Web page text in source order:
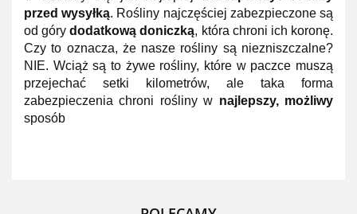
przed wysyłką. Rośliny najczęściej zabezpieczone są
od górydodatkową doniczką, która chroni ich koronę.
Czy to oznacza, że nasze rośliny są niezniszczalne?
NIE. Wciąż są to żywe rośliny, które w paczce muszą
przejechać setki kilometrów, ale taka forma
zabezpieczenia chroni rośliny w najlepszy, możliwy
sposób